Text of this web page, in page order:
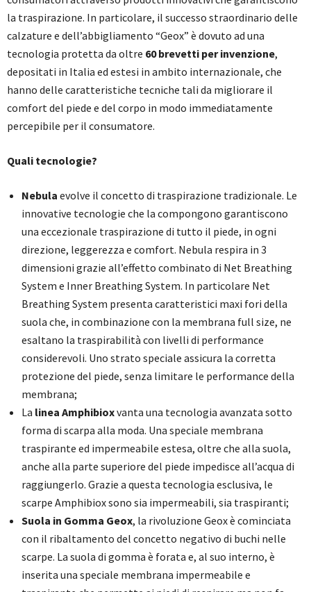
la traspirazione. In particolare, il successo straordinario delle
calzature e dell’abbigliamento “Geox” è dovuto ad una
tecnologia protetta da oltre 60 brevetti per invenzione,
depositati in Italia ed estesi in ambito internazionale, che
hanno delle caratteristiche tecniche tali da migliorare il
comfort del piede e del corpo in modo immediatamente
percepibile per il consumatore.
Quali tecnologie?
Nebula evolve il concetto di traspirazione tradizionale. Le
innovative tecnologie che la compongono garantiscono
una eccezionale traspirazione di tutto il piede, in ogni
direzione, leggerezza e comfort. Nebula respira in 3
dimensioni grazie all’effetto combinato di Net Breathing
System e Inner Breathing System. In particolare Net
Breathing System presenta caratteristici maxi fori della
suola che, in combinazione con la membrana full size, ne
esaltano la traspirabilità con livelli di performance
considerevoli. Uno strato speciale assicura la corretta
protezione del piede, senza limitare le performance della
membrana;
La linea Amphibioxvanta una tecnologia avanzata sotto
forma di scarpa alla moda. Una speciale membrana
traspirante ed impermeabile estesa, oltre che alla suola,
anche alla parte superiore del piede impedisce all’acqua di
raggiungerlo. Grazie a questa tecnologia esclusiva, le
scarpe Amphibiox sono sia impermeabili, sia traspiranti;
Suola in Gomma Geox, la rivoluzione Geox è cominciata
con il ribaltamento del concetto negativo di buchi nelle
scarpe. La suola di gomma è forata e, al suo interno, è
inserita una speciale membrana impermeabile e